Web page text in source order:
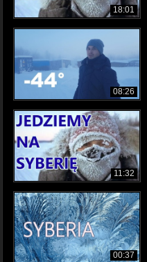
18:01
08:26
11:32
00:37